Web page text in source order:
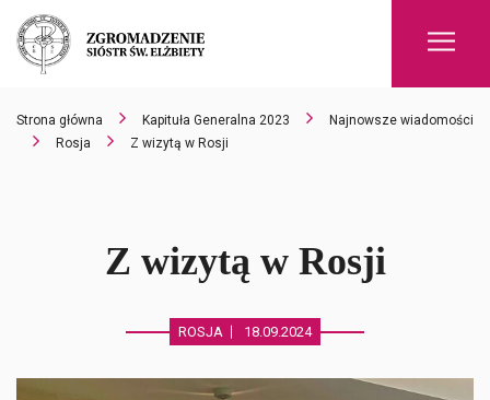
Strona główna Kapituła Generalna 2023
Najnowsze wiadomości
Rosja
Z wizytą w Rosji
Z wizytą w Rosji
ROSJA 18.09.2024